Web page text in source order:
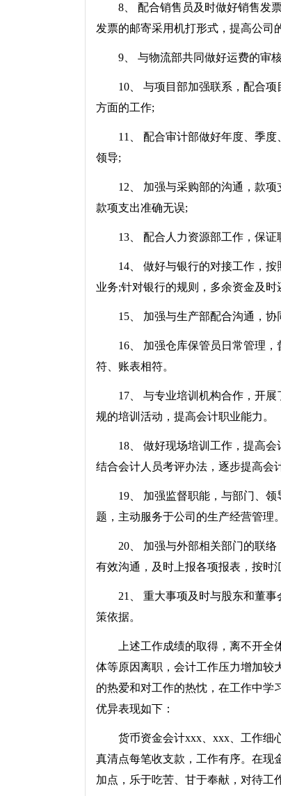
8、 配合销售员及时做好销售发票
发票的邮寄采用机打形式，提高公司
9、 与物流部共同做好运费的审核
10、 与项目部加强联系，配合项
方面的工作;
11、 配合审计部做好年度、季度
领导;
12、 加强与采购部的沟通，款项
款项支出准确无误;
13、 配合人力资源部工作，保证
14、 做好与银行的对接工作，按
业务;针对银行的规则，多余资金及
15、 加强与生产部配合沟通，协
16、 加强仓库保管员日常管理，
符、账表相符。
17、 与专业培训机构合作，开展
规的培训活动，提高会计职业能力。
18、 做好现场培训工作，提高会
结合会计人员考评办法，逐步提高会
19、 加强监督职能，与部门、领
题，主动服务于公司的生产经营管理。
20、 加强与外部相关部门的联络
有效沟通，及时上报各项报表，按时
21、 重大事项及时与股东和董事
策依据。
上述工作成绩的取得，离不开全
体等原因离职，会计工作压力增加较
的热爱和对工作的热忱，在工作中学
优异表现如下：
货币资金会计xxx、xxx、工作细心
真清点每笔收支款，工作有序。在现
加点，乐于吃苦、甘于奉献，对待工